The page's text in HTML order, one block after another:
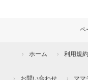
ペ
ホーム 利用規約